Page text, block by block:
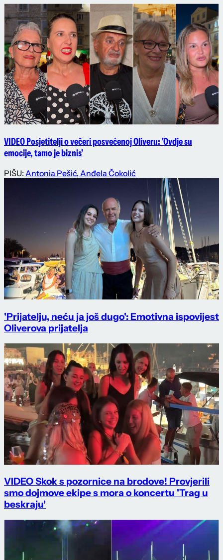
VIDEO Posjetitelji o večeri posvećenoj Oliveru: 'Ovdje su
emocije, tamo je biznis'
PIŠU: Antonia Pešić,Anđela Čokolić
'Prijatelju, neću ja još dugo': Emotivna ispovijest
Oliverova prijatelja
VIDEO Skok s pozornice na brodove! Provjerili
smo dojmove ekipe s mora o koncertu 'Trag u
beskraju'